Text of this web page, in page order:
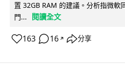
置 32GB RAM 的建議。分析指微軟
門...
閱讀全文
163 16 ↗ 分享